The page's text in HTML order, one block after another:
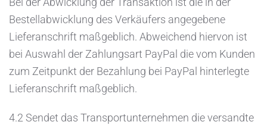
Bestellabwicklung des Verkäufers angegebene
Lieferanschrift maßgeblich. Abweichend hiervon ist
bei Auswahl der Zahlungsart PayPal die vom Kunden
zum Zeitpunkt der Bezahlung bei PayPal hinterlegte
Lieferanschrift maßgeblich.
4.2 Sendet das Transportunternehmen die versandte